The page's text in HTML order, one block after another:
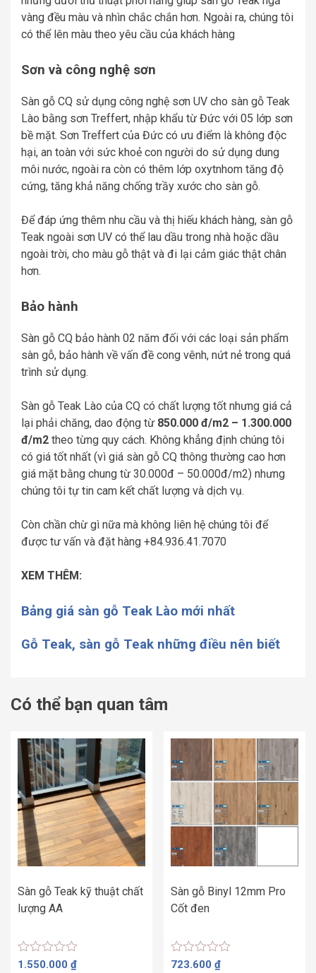
vàng đều màu và nhìn chắc chắn hơn. Ngoài ra, chúng tôi
có thể lên màu theo yêu cầu của khách hàng
Sơn và công nghệ sơn
Sàn gỗ CQ sử dụng công nghệ sơn UV cho sàn gỗ Teak
Lào bằng sơn Treffert, nhập khẩu từ Đức với 05 lớp sơn
bề mặt. Sơn Treffert của Đức có ưu điểm là không độc
hại, an toàn với sức khoẻ con người do sử dụng dung
môi nước, ngoài ra còn có thêm lớp oxytnhom tăng độ
cứng, tăng khả năng chống trầy xước cho sàn gỗ.
Để đáp ứng thêm nhu cầu và thị hiếu khách hàng, sàn gỗ
Teak ngoài sơn UV có thể lau dầu trong nhà hoặc dầu
ngoài trời, cho màu gỗ thật và đi lại cảm giác thật chân
hơn.
Bảo hành
Sàn gỗ CQ bảo hành 02 năm đối với các loại sản phẩm
sàn gỗ, bảo hành về vấn đề cong vênh, nứt nẻ trong quá
trình sử dụng.
Sàn gỗ Teak Lào của CQ có chất lượng tốt nhưng giá cả
lại phải chăng, dao động từ 850.000 đ/m2 – 1.300.000
đ/m2 theo từng quy cách. Không khẳng định chúng tôi
có giá tốt nhất (vì giá sàn gỗ CQ thông thường cao hơn
giá mặt bằng chung từ 30.000đ – 50.000đ/m2) nhưng
chúng tôi tự tin cam kết chất lượng và dịch vụ.
Còn chần chừ gì nữa mà không liên hệ chúng tôi để
được tư vấn và đặt hàng +84.936.41.7070
XEM THÊM:
Bảng giá sàn gỗ Teak Lào mới nhất
Gỗ Teak, sàn gỗ Teak những điều nên biết
Có thể bạn quan tâm
Sàn gỗ Teak kỹ thuật chất
lượng AA
Được
1.550.000 ₫
Sàn gỗ Binyl 12mm Pro
Cốt đen
Được
723.600₫